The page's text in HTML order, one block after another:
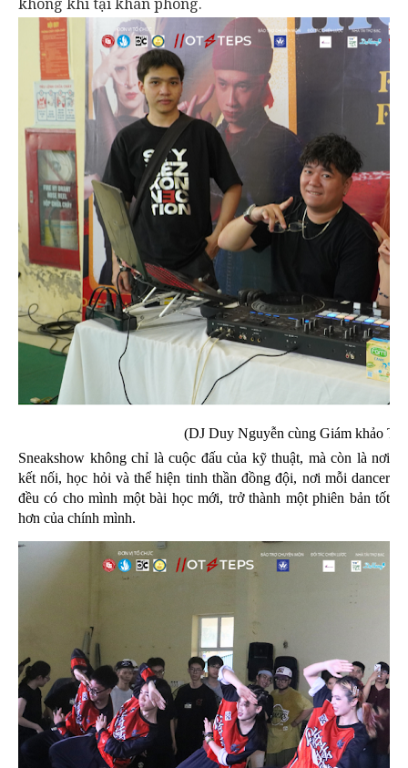
(DJ Duy Nguyễn cùng Giám khảo
Sneakshow không chỉ là cuộc đấu của kỹ thuật, mà còn là nơi
kết nối, học hỏi và thể hiện tinh thần đồng đội, nơi mỗi dancer
đều có cho mình một bài học mới, trở thành một phiên bản tốt
hơn của chính mình.